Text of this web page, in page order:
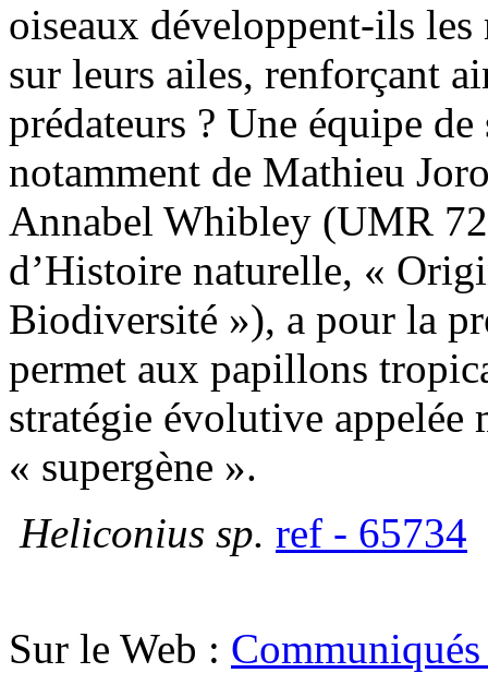
oiseaux développent-ils les
sur leurs ailes, renforçant
prédateurs ? Une équipe
notamment de Mathieu
Annabel Whibley (UMR
d’Histoire naturelle, «
Biodiversité »), a pour la
permet aux papillons
stratégie évolutive
« supergène ».
Heliconius sp. ref - 65734
Sur le Web :